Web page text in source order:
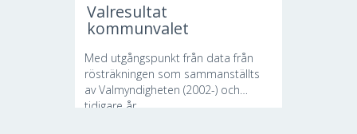
Valresultat
kommunvalet
Med utgångspunkt från data från
rösträkningen som sammanställts
av Valmyndigheten (2002-) och
tidigare år...